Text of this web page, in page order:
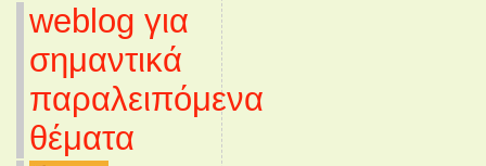
weblog για
σημαντικά
παραλειπόμενα
θέματα